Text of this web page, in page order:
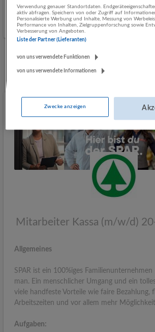
30.06.2026,
SPAR Österreichische
5630 Bad Hofgastein
Mitarbeiter Kassa (m/w/d)
Allgemeines
SPAR ist ein 100%iges
man. Ein menschlicher Umgang und ein
viele handfeste Vorteile wie faire Bezahlung,
Arbeitszeiten und vor allem mehr
Aufgaben:
Verwendung genauer Standortdaten.
aktiv abfragen. Speichern von oder Zugriff auf
Personalisierte Werbung und Inhalte, Messung von
Performance von Inhalten, Zielgruppenforschung sowie
Verbesserung von Angeboten.
Liste der Partner (Lieferanten)
von uns verwendete Funktionen
von uns verwendete Informationen
Zwecke anzeigen